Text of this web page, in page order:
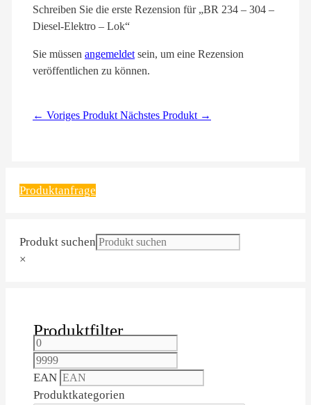
Schreiben Sie die erste Rezension für „BR 234 – 304 –
Diesel-Elektro – Lok“
Sie müssen angemeldet sein, um eine Rezension
veröffentlichen zu können.
← Voriges Produkt Nächstes Produkt →
Produktanfrage
Produkt suchen
×
Produktfilter
EAN
Produktkategorien